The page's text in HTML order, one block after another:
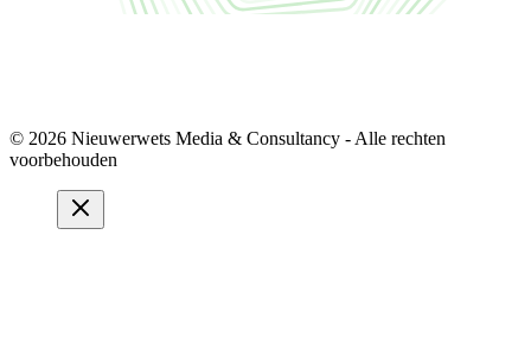
© 2026 Nieuwerwets Media & Consultancy - Alle rechten
voorbehouden